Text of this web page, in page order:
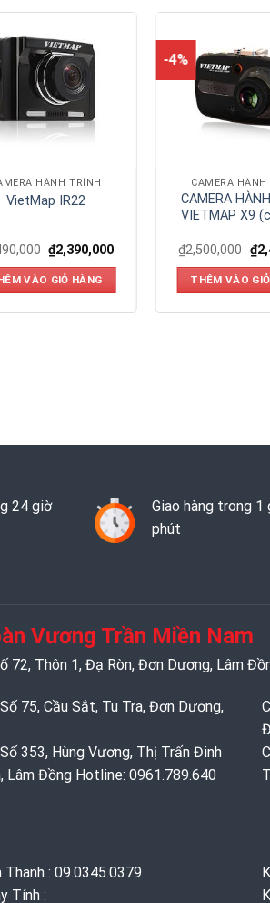
HÀNH TRÌNH
VietMap IR22
₫2,390,000
VÀO GIỎ HÀNG
-4%
CAMERA HÀNH
CAMERA
VIETMAP X9
₫2,500,000 ₫
THÊM VÀO
24 giờ
Giao hàng trong 1
phút
Vương Trần Miền Nam
72, Thôn 1, Đạ Ròn, Đơn Dương, Lâm
75, Cầu Sắt, Tu Tra, Đơn Dương,
353, Hùng Vương, Thị Trấn Đinh
Lâm Đồng Hotline: 0961.789.640
: 09.0345.0379
Tính :